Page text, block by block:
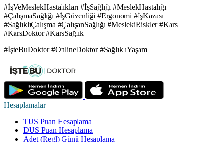
#İşVeMeslekHastalıkları #İşSağlığı #MeslekHastalığı
#ÇalışmaSağlığı #İşGüvenliği #Ergonomi #İşKazası
#SağlıklıÇalışma #ÇalışanSağlığı #MeslekiRiskler #Kars
#KarsDoktor #KarsSağlık
#İşteBuDoktor #OnlineDoktor #SağlıklıYaşam
Hesaplamalar
TUS Puan Hesaplama
DUS Puan Hesaplama
Adet (Regl) Günü Hesaplama